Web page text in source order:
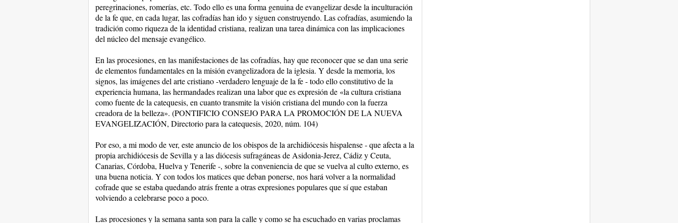
peregrinaciones, romerías, etc. Todo ello es una forma genuina de evangelizar desde la inculturación
de la fe que, en cada lugar, las cofradías han ido y siguen construyendo. Las cofradías, asumiendo la
tradición como riqueza de la identidad cristiana, realizan una tarea dinámica con las implicaciones
del núcleo del mensaje evangélico.
En las procesiones, en las manifestaciones de las cofradías, hay que reconocer que se dan una serie
de elementos fundamentales en la misión evangelizadora de la iglesia. Y desde la memoria, los
signos, las imágenes del arte cristiano -verdadero lenguaje de la fe - todo ello constitutivo de la
experiencia humana, las hermandades realizan una labor que es expresión de «la cultura cristiana
como fuente de la catequesis, en cuanto transmite la visión cristiana del mundo con la fuerza
creadora de la belleza». (PONTIFICIO CONSEJO PARA LA PROMOCIÓN DE LA NUEVA
EVANGELIZACIÓN, Directorio para la catequesis, 2020, núm. 104)
Por eso, a mi modo de ver, este anuncio de los obispos de la archidiócesis hispalense - que afecta a la
propia archidiócesis de Sevilla y a las diócesis sufragáneas de Asidonia-Jerez, Cádiz y Ceuta,
Canarias, Córdoba, Huelva y Tenerife -, sobre la conveniencia de que se vuelva al culto externo, es
una buena noticia. Y con todos los matices que deban ponerse, nos hará volver a la normalidad
cofrade que se estaba quedando atrás frente a otras expresiones populares que sí que estaban
volviendo a celebrarse poco a poco.
Las procesiones y la semana santa son para la calle y como se ha escuchado en varias proclamas